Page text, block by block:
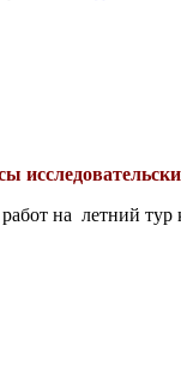
на летний тур